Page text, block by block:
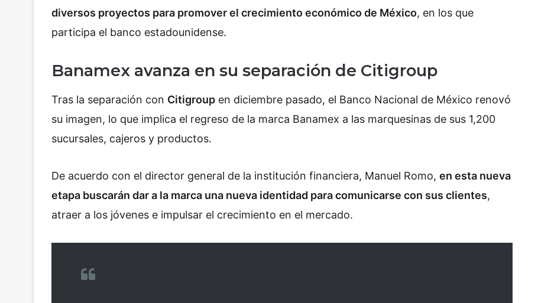
diversos proyectos para promover el crecimiento económico de México, en los que
participa el banco estadounidense.
Banamex avanza en su separación de Citigroup
Tras la separación con Citigroup en diciembre pasado, el Banco Nacional de México renovó
su imagen, lo que implica el regreso de la marca Banamex a las marquesinas de sus 1,200
sucursales, cajeros y productos.
De acuerdo con el director general de la institución financiera, Manuel Romo, en esta nueva
etapa buscarán dar a la marca una nueva identidad para comunicarse con sus clientes,
atraer a los jóvenes e impulsar el crecimiento en el mercado.